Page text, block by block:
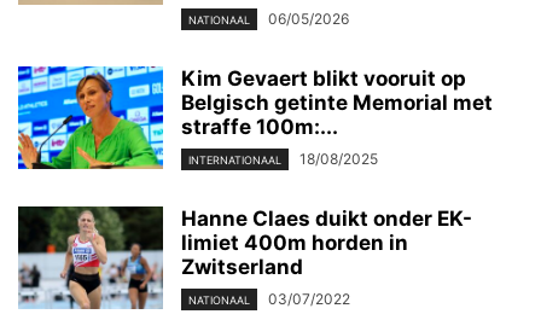
NATIONAAL 06/05/2026
Kim Gevaert blikt vooruit op
Belgisch getinte Memorial met
straffe 100m:...
INTERNATIONAAL 18/08/2025
Hanne Claes duikt onder EK-
limiet 400m horden in
Zwitserland
NATIONAAL 03/07/2022